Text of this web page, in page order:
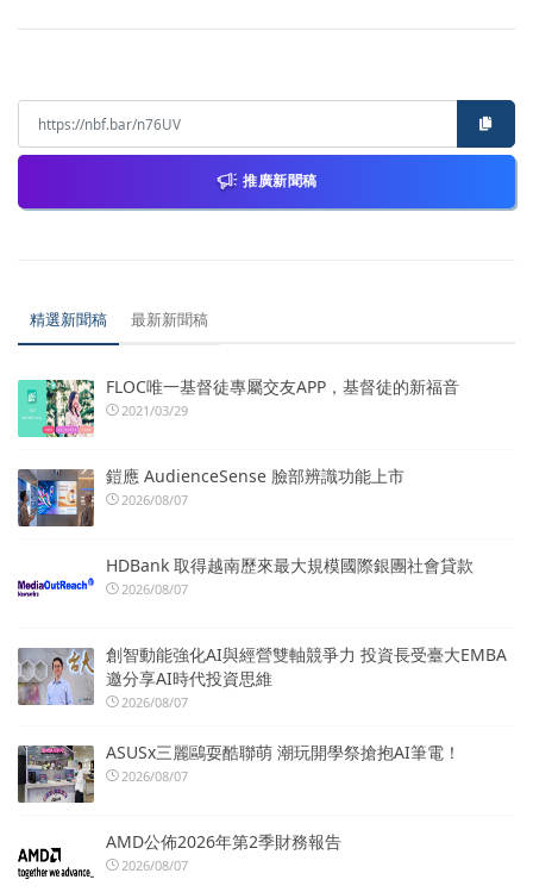
推廣新聞稿
精選新聞稿 最新新聞稿
FLOC唯一基督徒專屬交友APP，基督徒的新福音
2021/03/29
鎧應 AudienceSense 臉部辨識功能上市
2026/08/07
HDBank 取得越南歷來最大規模國際銀團社會貸款
2026/08/07
創智動能強化AI與經營雙軸競爭力 投資長受臺大EMBA
邀分享AI時代投資思維
2026/08/07
ASUSx三麗鷗耍酷聯萌 潮玩開學祭搶抱AI筆電！
2026/08/07
AMD公佈2026年第2季財務報告
2026/08/07